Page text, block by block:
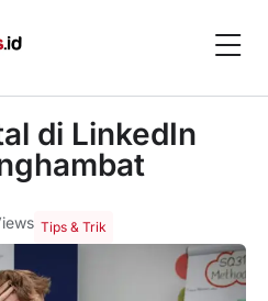
di LinkedIn
Tips & Trik